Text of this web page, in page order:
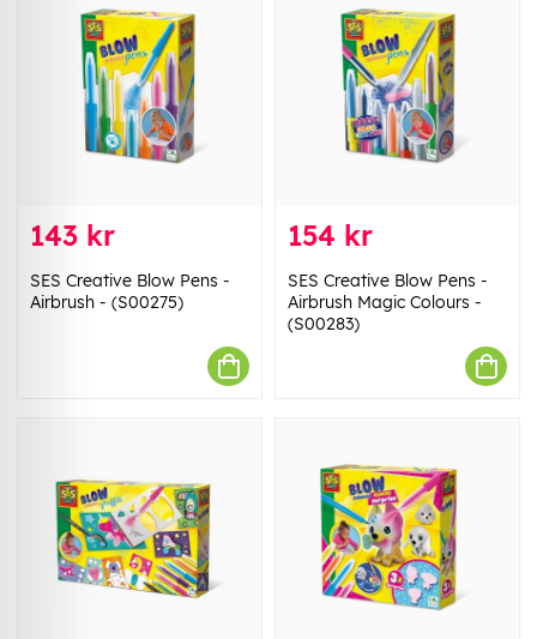
143 kr
SES Creative Blow Pens -
Airbrush - (S00275)
154 kr
SES Creative Blow Pens -
Airbrush Magic Colours -
(S00283)